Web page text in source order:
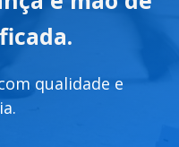
qualidade e